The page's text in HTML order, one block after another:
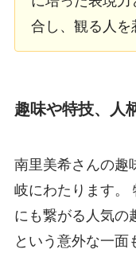
合し、観る人を
趣味や特技、人
南里美希さんの趣
岐にわたります。
にも繋がる人気の
という意外な一面